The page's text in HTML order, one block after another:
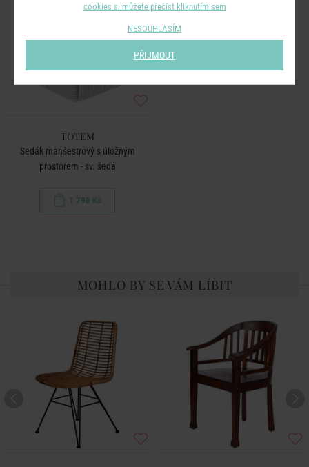
TOTEM
Sedák manšestrový s úložným
prostorem - sv. šedá
1 790 Kč
MOHLO BY SE VÁM LÍBIT
cookies si můžete přečíst kliknutím sem
NESOUHLASÍM
PŘIJMOUT